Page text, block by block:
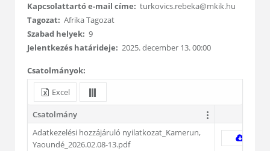
Kapcsolattartó e-mail címe: turkovics.rebeka@mkik.hu
Tagozat: Afrika Tagozat
Szabad helyek: 9
Jelentkezés határideje: 2025. december 13. 00:00
Csatolmányok:
Excel
Csatolmány
Adatkezelési hozzájáruló nyilatkozat_Kamerun,
Yaoundé_2026.02.08-13.pdf